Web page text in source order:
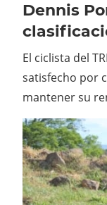
Dennis
El ciclista del
satisfecho por
mantener su